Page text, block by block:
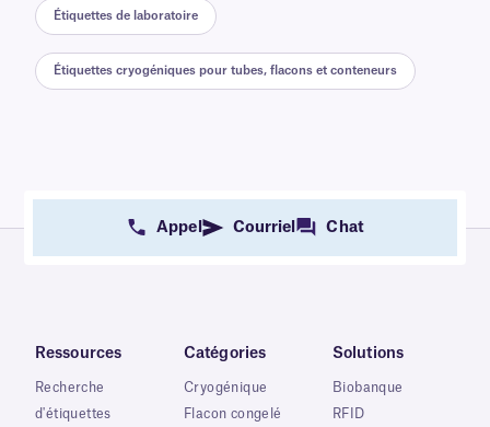
Étiquettes de laboratoire
Étiquettes cryogéniques pour tubes, flacons et conteneurs
Appel Courriel Chat
Ressources
Recherche
d'étiquettes
Catégories
Cryogénique
Flacon congelé
Solutions
Biobanque
RFID